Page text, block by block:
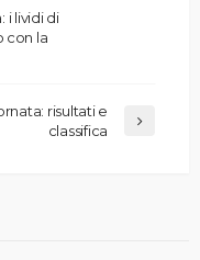
i lividi di
con la
risultati e
classifica